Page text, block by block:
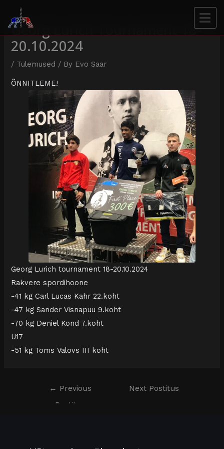
Georg Lurich Tournament 18-
20.10.2024
/ Tulemused / By Evo Saar
ÕNNITLEME!
Georg Lurich tournament 18-20.10.2024
Rakvere spordihoone
-41 kg Carl Lucas Kahr 22.koht
-47 kg Sander Visnapuu 9.koht
-70 kg Deniel Kond 7.koht
U17
-51 kg Toms Valovs III koht
← Previous
Postitus
Next Postitus